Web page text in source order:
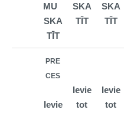
MU
SKA
TĪT
SKA
TĪT
SKA
TĪT
PRE
CES
Ievie
Ievie
tot
Ievie
tot